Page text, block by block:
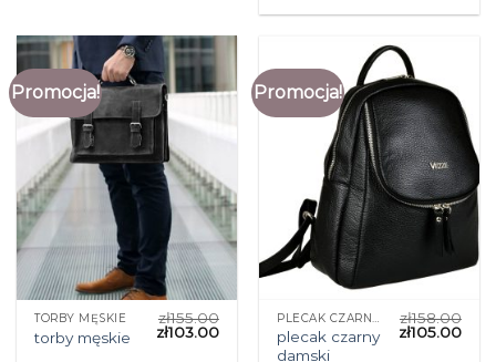
Promocja!
TORBY MĘSKIE
torby męskie
zł155.00
zł103.00
Promocja!
PLECAK CZARNY DAMSKI
plecak czarny
damski
zł158.00
zł105.00